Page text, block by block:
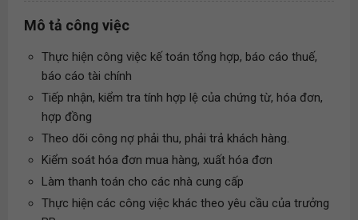
Mô tả công việc
Thực hiện công việc kế toán tổng hợp, báo cáo thuế,
báo cáo tài chính
Tiếp nhận, kiểm tra tính hợp lệ của chứng từ, hóa đơn,
hợp đồng
Theo dõi công nợ phải thu, phải trả khách hàng.
Kiểm soát hóa đơn mua hàng, xuất hóa đơn
Làm thanh toán cho các nhà cung cấp
Thực hiện các công việc khác theo yêu cầu của trưởng